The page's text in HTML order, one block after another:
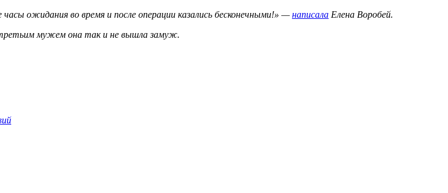
ожидания во время и после операции казались бесконечными!» —написала Елена Воробей.
мужем она так и не вышла замуж.